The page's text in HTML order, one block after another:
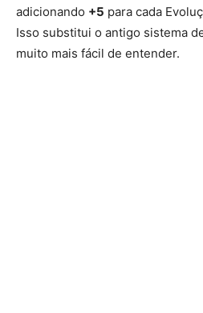
adicionando +5 para cada
Isso substitui o antigo sistema
muito mais fácil de entender.